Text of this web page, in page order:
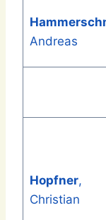
Andreas
Hopfner,
Christian